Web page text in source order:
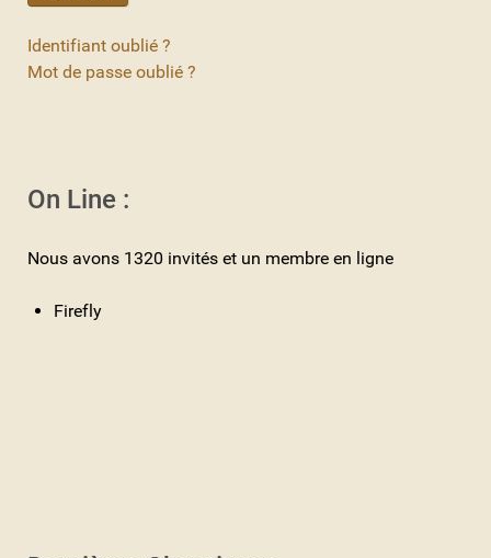
Identifiant oublié ?
Mot de passe oublié ?
On Line :
Nous avons 1320 invités et un membre en ligne
Firefly